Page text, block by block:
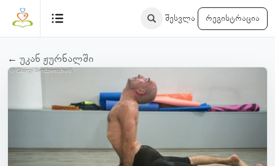
შესვლა რეგისტრაცია
← უკან ჟურნალში